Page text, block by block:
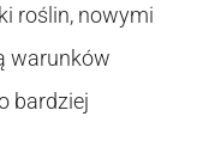
roślin, nowymi
warunków
bardziej